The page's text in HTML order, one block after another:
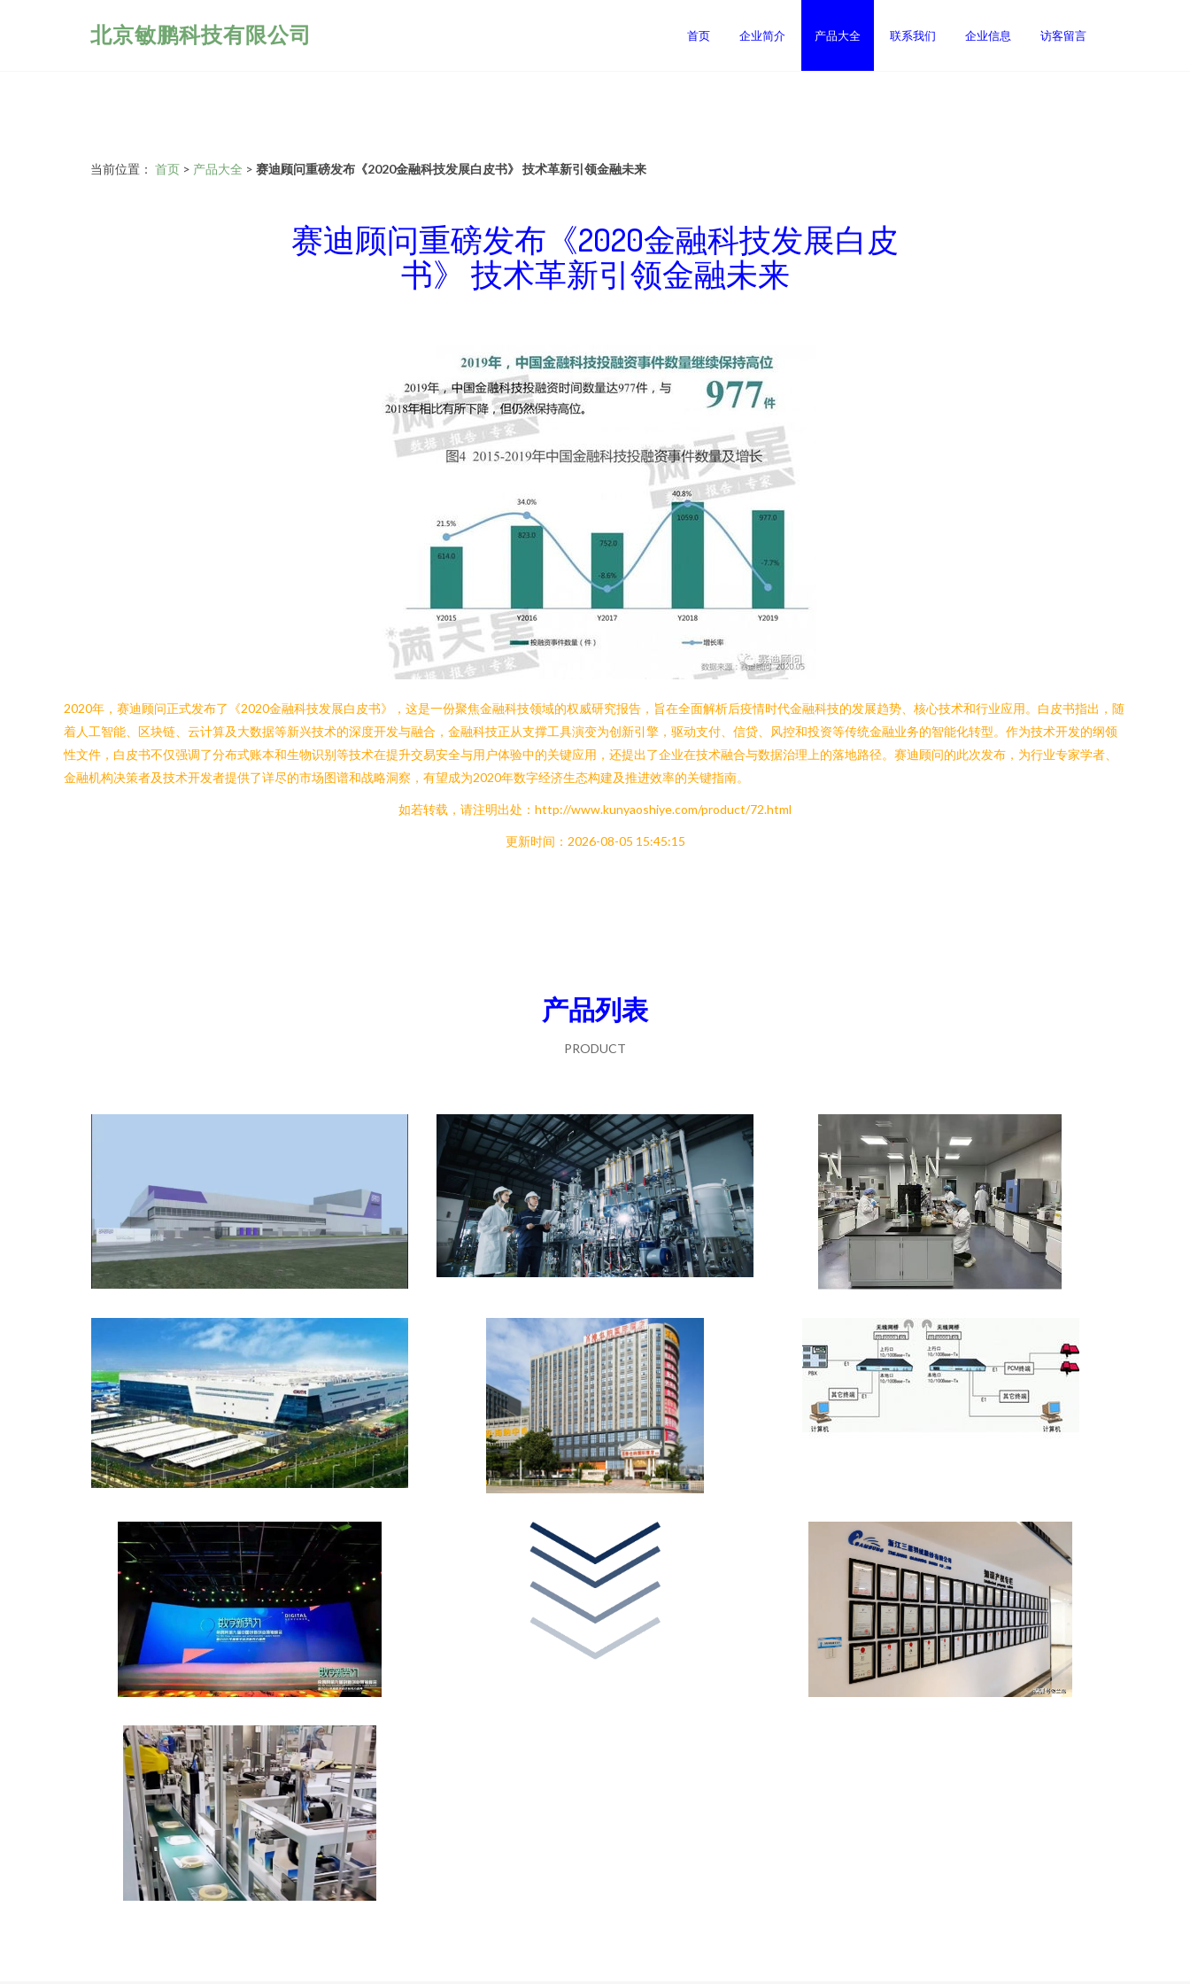
北京敏鹏科技有限公司 首页 企业简介 产品大全 联系我们 企业信息 访客留言
当前位置： 首页 > 产品大全 > 赛迪顾问重磅发布《2020金融科技发展白皮书》 技术革新引领金融未来
赛迪顾问重磅发布《2020金融科技发展白皮
书》 技术革新引领金融未来
2020年，赛迪顾问正式发布了《2020金融科技发展白皮书》，这是一份聚焦金融科技领域的权威研究报告，旨在全面解析后疫情时代金融科技的发展趋势、核心技术和行业应用。白皮书指出，随
着人工智能、区块链、云计算及大数据等新兴技术的深度开发与融合，金融科技正从支撑工具演变为创新引擎，驱动支付、信贷、风控和投资等传统金融业务的智能化转型。作为技术开发的纲领
性文件，白皮书不仅强调了分布式账本和生物识别等技术在提升交易安全与用户体验中的关键应用，还提出了企业在技术融合与数据治理上的落地路径。赛迪顾问的此次发布，为行业专家学者、
金融机构决策者及技术开发者提供了详尽的市场图谱和战略洞察，有望成为2020年数字经济生态构建及推进效率的关键指南。
如若转载，请注明出处：http://www.kunyaoshiye.com/product/72.html
更新时间：2026-08-05 15:45:15
产品列表
PRODUCT